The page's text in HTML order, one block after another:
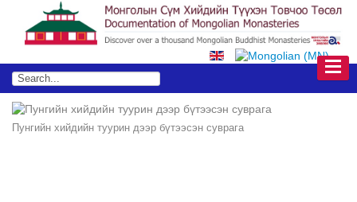
Пунгийн хийдийн туурин дээр бүтээсэн суврага